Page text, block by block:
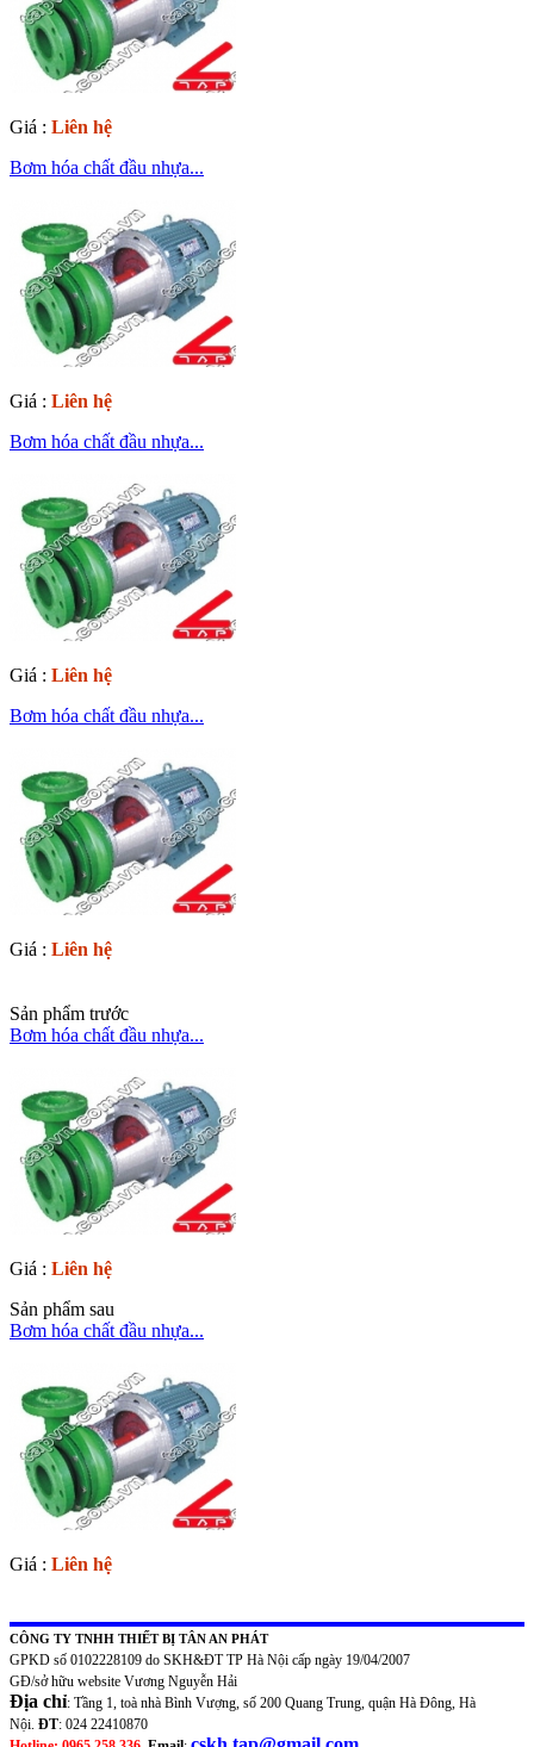
Giá : Liên hệ
Bơm hóa chất đầu nhựa...
Giá : Liên hệ
Bơm hóa chất đầu nhựa...
Giá : Liên hệ
Bơm hóa chất đầu nhựa...
Giá : Liên hệ
Sản phẩm trước
Bơm hóa chất đầu nhựa...
Giá : Liên hệ
Sản phẩm sau
Bơm hóa chất đầu nhựa...
Giá : Liên hệ
CÔNG TY TNHH THIẾT BỊ TÂN AN PHÁT
GPKD số 0102228109 do SKH&ĐT TP Hà Nội cấp ngày 19/04/2007
GĐ/sở hữu website Vương Nguyễn Hải
Địa chỉ: Tầng 1, toà nhà Bình Vượng, số 200 Quang Trung, quận Hà Đông, Hà
Nội. ĐT: 024 22410870